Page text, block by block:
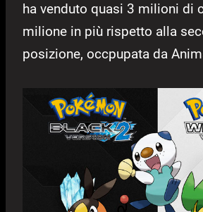
ha venduto quasi 3 milioni di
milione in più rispetto alla
posizione, occpupata da